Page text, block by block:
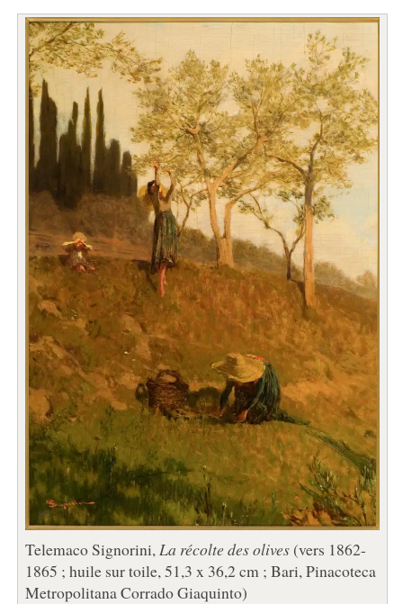
Telemaco Signorini, La récolte des olives(vers 1862-
1865 ; huile sur toile, 51,3 x 36,2 cm ; Bari, Pinacoteca
Metropolitana Corrado Giaquinto)